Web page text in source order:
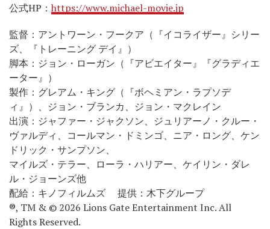
公式HP： https://www.michael-movie.jp
監督：アントワーン・フークア（『イコライザー』シリー
ズ、『トレーニング デイ』）
脚本：ジョン・ローガン（『アビエイター』『グラディエ
ーター』）
製作：グレアム・キング（『ボヘミアン・ラプソデ
ィ』）、ジョン・ブランカ、ジョン・マクレイン
出演：ジャファー・ジャクソン、ジュリアーノ・クルー・
ヴァルディ、コールマン・ドミンゴ、ニア・ロング、ケン
ドリック・サンプソン、
マイルズ・テラー、ローラ・ハリアー、ケイリン・ダレ
ル・ジョーンズ他
配給：キノフィルムズ 提供：木下グループ
®, TM & © 2026 Lions Gate Entertainment Inc. All
Rights Reserved.